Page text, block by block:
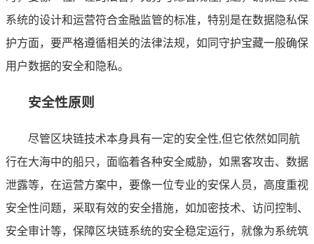
系统的设计和运营符合金融监管的标准，特别是在数据隐私保
护方面，要严格遵循相关的法律法规，如同守护宝藏一般确保
用户数据的安全和隐私。
安全性原则
尽管区块链技术本身具有一定的安全性,但它依然如同航
行在大海中的船只，面临着各种安全威胁，如黑客攻击、数据
泄露等，在运营方案中，要像一位专业的安保人员，高度重视
安全性问题，采取有效的安全措施，如加密技术、访问控制、
安全审计等，保障区块链系统的安全稳定运行，就像为系统筑